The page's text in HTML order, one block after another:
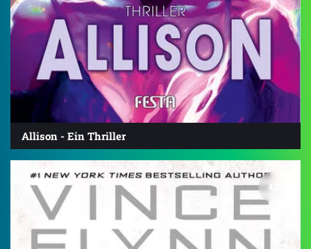
Allison - Ein Thriller
4.3